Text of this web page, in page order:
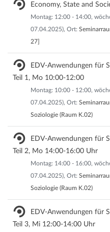
Economy, State and
Montag: 12:00 - 14:00,
07.04.2025), Ort:
27]
EDV-Anwendungen für
Teil 1, Mo 10:00-12:00
Montag: 10:00 - 12:00,
07.04.2025), Ort:
Soziologie (Raum K.02)
EDV-Anwendungen für
Teil 2, Mo 14:00-16:00 Uhr
Montag: 14:00 - 16:00,
07.04.2025), Ort:
Soziologie (Raum K.02)
EDV-Anwendungen für
Teil 3, Mi 12:00-14:00 Uhr